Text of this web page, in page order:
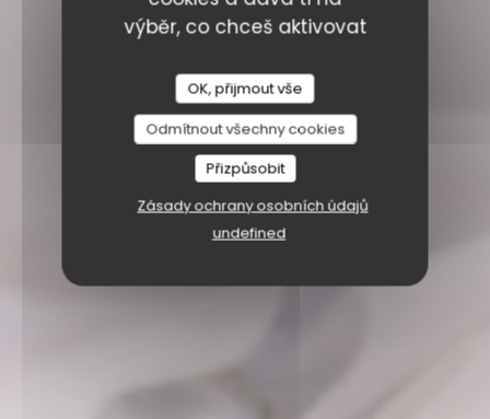
výběr, co chceš aktivovat
OK, přijmout vše
Odmítnout všechny cookies
Přizpůsobit
Zásady ochrany osobních údajů
undefined